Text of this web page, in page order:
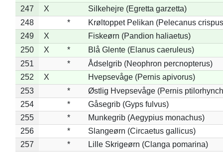
247
X
Silkehejre (Egretta garzetta)
248
*
Krøltoppet Pelikan (Pelecanus
249
X
Fiskeørn (Pandion haliaetus)
250
X *
Blå Glente (Elanus caeruleus)
251
*
Ådselgrib (Neophron percnopterus)
252
X
Hvepsevåge (Pernis apivorus)
253
*
Østlig Hvepsevåge (Pernis
254
*
Gåsegrib (Gyps fulvus)
255
*
Munkegrib (Aegypius monachus)
256
*
Slangeørn (Circaetus gallicus)
257
*
Lille Skrigeørn (Clanga pomarina)